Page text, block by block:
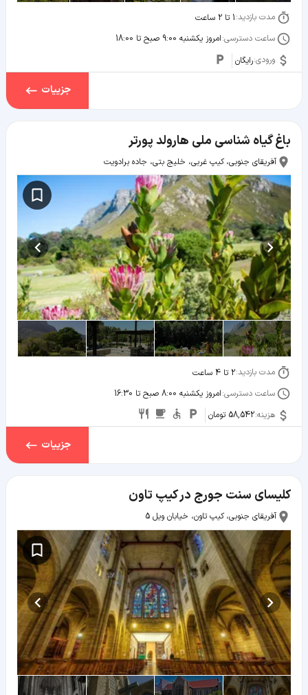
مدت بازدید:1 تا 2 ساعت
ساعت دسترسی:امروز یکشنبه 9:00 صبح تا 18:00
ورودی:رایگان
جزییات
باغ گیاه شناسی ملی هارولد پورتر
آفریقای جنوبی، کیپ غربی، خلیج بتی، جاده برادویت
مدت بازدید:2 تا 4 ساعت
ساعت دسترسی:امروز یکشنبه 8:00 صبح تا 16:30
هزینه:58,542 تومان
جزییات
کلیسای سنت جورج در کیپ تاون
آفریقای جنوبی، کیپ تاون، خیابان ویل 5